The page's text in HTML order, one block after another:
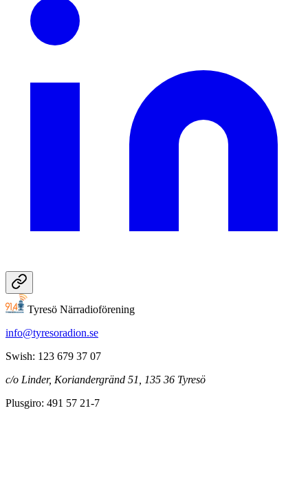
Tyresö Närradioförening
info@tyresoradion.se
Swish: 123 679 37 07
c/o Linder, Koriandergränd 51, 135 36 Tyresö
Plusgiro: 491 57 21-7